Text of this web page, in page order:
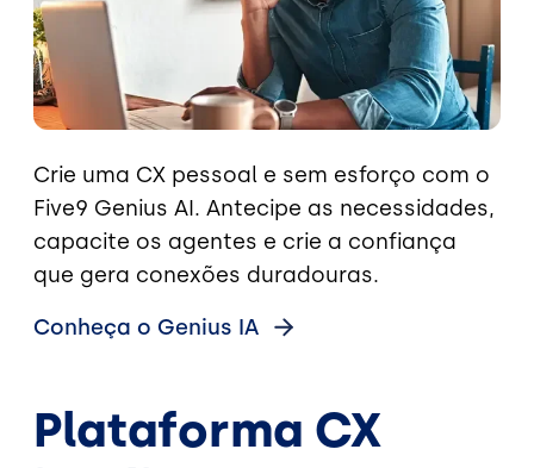
Crie uma CX pessoal e sem esforço com o
Five9 Genius AI. Antecipe as necessidades,
capacite os agentes e crie a confiança
que gera conexões duradouras.
Conheça o Genius IA
Plataforma CX